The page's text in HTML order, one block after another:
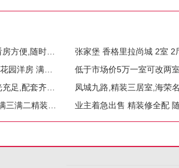
满三满二,房本在手,看房方便,随时可签
碧桂园锦绣天下一期 花园洋房 满三满二,地铁口
业主着急出售 精装修全配